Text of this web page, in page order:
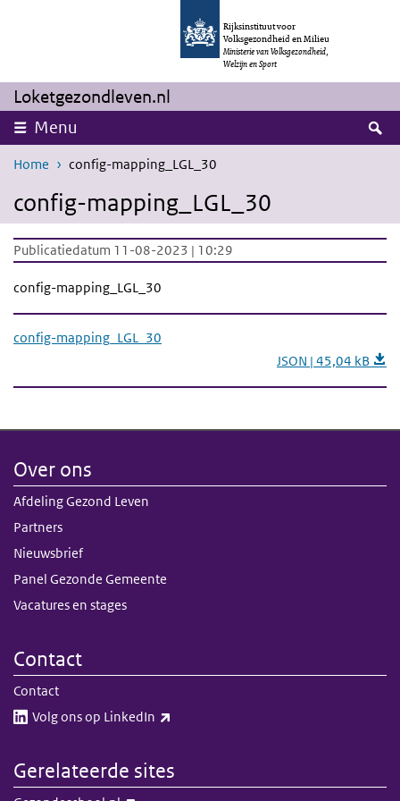
Overslaan en naar de inhoud gaan
Rijksinstituut voor
Volksgezondheid en Milieu
Ministerie van Volksgezondheid,
Welzijn en Sport
Loketgezondleven.nl
Menu
Home config-mapping_LGL_30
config-mapping_LGL_30
Publicatiedatum 11-08-2023 | 10:29
config-mapping_LGL_30
config-mapping_LGL_30
JSON | 45,04 kB
Over ons
Afdeling Gezond Leven
Partners
Nieuwsbrief
Panel Gezonde Gemeente
Vacatures en stages
Contact
Contact
Volg ons op LinkedIn​​
Gerelateerde sites